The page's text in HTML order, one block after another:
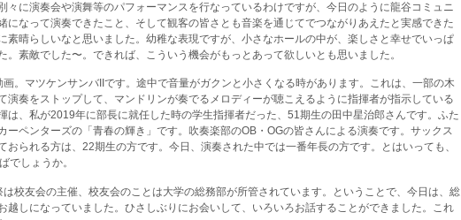
々に演奏会や演舞等のパフォーマンスを行なっているわけですが、今日のように龍谷コミュニ
になって演奏できたこと、そして観客の皆さとも音楽を通じてでつながりあえたと実感できた
素晴らしいなと思いました。幼稚な表現ですが、小さなホールの中が、楽しさと幸せでいっぱ
。素敵でした〜。できれば、こういう機会がもっとあって欲しいとも思いました。
。マツケンサンバIIです。途中で音量がガクンと小さくなる時があります。これは、一部の木
演奏をストップして、マンドリンが奏でるメロディーが聴こえるように指揮者が指示している
は、私が2019年に部長に就任した時の学生指揮者だった、51期生の田中星治郎さんです。ふた
ーペンターズの「青春の輝き」です。吹奏楽部のOB・OGの皆さんによる演奏です。サックス
おられる方は、22期生の方です。今日、演奏された中では一番年長の方です。とはいっても、
でしょうか。
校友会の主催、校友会のことは大学の総務部が所管されています。ということで、今日は、総
越しになっていました。ひさしぶりにお会いして、いろいろお話することができました。これ